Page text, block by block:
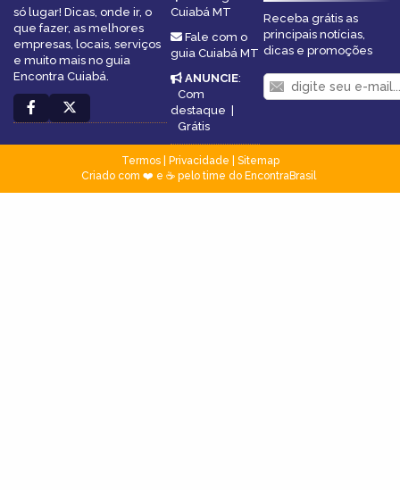
só lugar! Dicas, onde ir, o
que fazer, as melhores
empresas, locais, serviços
e muito mais no guia
Encontra Cuiabá.
Cuiabá MT
Fale com o
guia Cuiabá MT
ANUNCIE:
Com
destaque |
Grátis
Receba grátis as
principais notícias,
dicas e promoções
Termos| Privacidade
Sitemap
Criado com ❤️ e ☕ pelo time do EncontraBrasil